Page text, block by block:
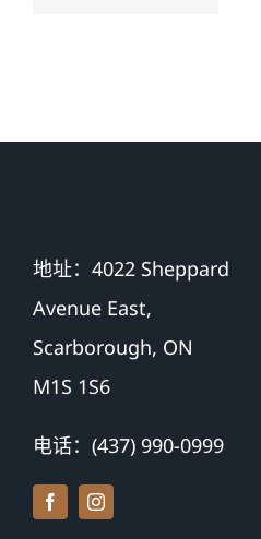
地址：4022 Sheppard
Avenue East,
Scarborough, ON
M1S 1S6
电话：(437) 990-0999